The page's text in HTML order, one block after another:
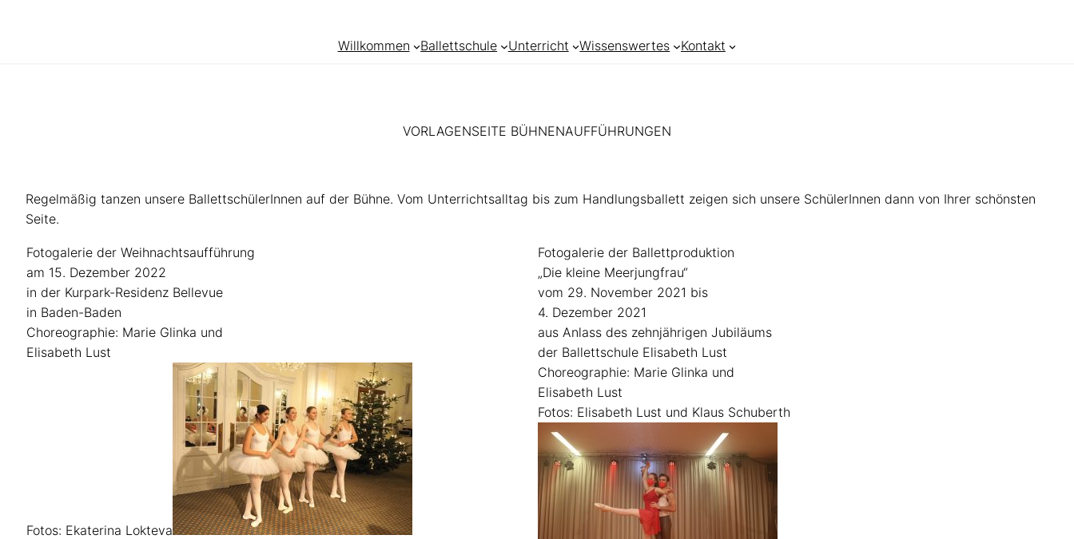
Willkommen Ballettschule Unterricht Wissenswertes Kontakt
VORLAGENSEITE BÜHNENAUFFÜHRUNGEN
Regelmäßig tanzen unsere BallettschülerInnen auf der Bühne. Vom Unterrichtsalltag bis zum Handlungsballett zeigen sich unsere SchülerInnen dann von Ihrer schönsten
Seite.
Fotogalerie der Weihnachtsaufführung
am 15. Dezember 2022
in der Kurpark-Residenz Bellevue
in Baden-Baden
Choreographie: Marie Glinka und
Elisabeth Lust
Fotos: Ekaterina Lokteva
Fotogalerie der Ballettproduktion
„Die kleine Meerjungfrau“
vom 29. November 2021 bis
4. Dezember 2021
aus Anlass des zehnjährigen Jubiläums
der Ballettschule Elisabeth Lust
Choreographie: Marie Glinka und
Elisabeth Lust
Fotos: Elisabeth Lust und Klaus Schuberth